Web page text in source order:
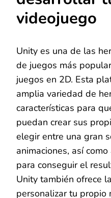
videojuego
Unity es una de las
de juegos más
juegos en 2D. Esta
amplia variedad de
características para
puedan crear sus
elegir entre una gran
animaciones, así
para conseguir el
Unity también ofrece
personalizar tu propio